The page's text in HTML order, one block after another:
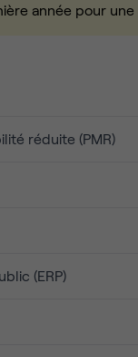
année pour une
réduite (PMR)
(ERP)